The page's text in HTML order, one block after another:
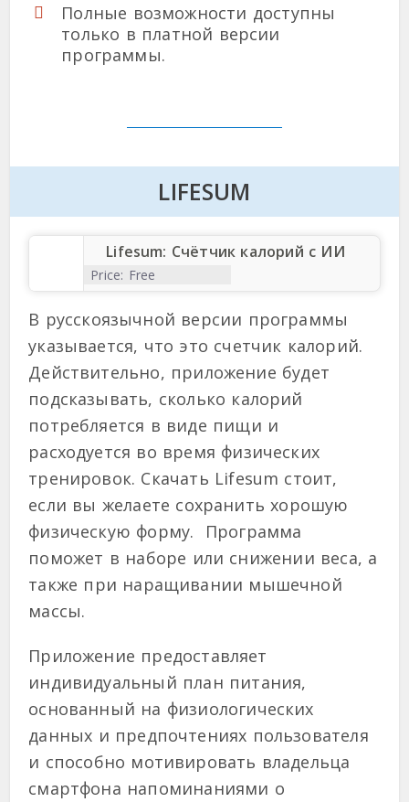
Полные возможности доступны
только в платной версии
программы.
LIFESUM
Lifesum: Счётчик калорий с ИИ
Price: Free
В русскоязычной версии программы
указывается, что это счетчик калорий.
Действительно, приложение будет
подсказывать, сколько калорий
потребляется в виде пищи и
расходуется во время физических
тренировок. Скачать Lifesum стоит,
если вы желаете сохранить хорошую
физическую форму. Программа
поможет в наборе или снижении веса, а
также при наращивании мышечной
массы.
Приложение предоставляет
индивидуальный план питания,
основанный на физиологических
данных и предпочтениях пользователя
и способно мотивировать владельца
смартфона напоминаниями о